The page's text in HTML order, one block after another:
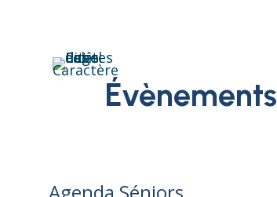
Évènements